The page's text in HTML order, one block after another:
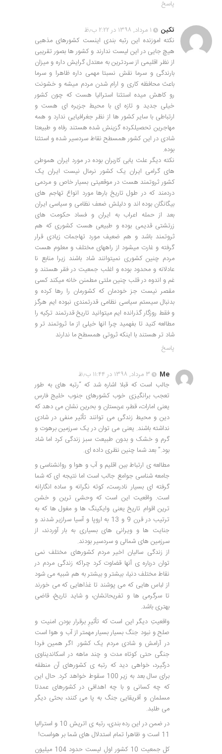
پاسخ
تکین
۱ مرداد, ۱۳۹۸ در ۲:۲۲ ب٫ظ
نکته اموزنده این رتبه بندی اینست کشورهای مذهبی
هیچ جایی در این لیست ندارند و کشور ها بصور تقریبی
از نظر اقلیمی از سردترین به معتدل گرایش داره و میزان
بارندگی و سرما نقش نسبتا مهمی داره ظاهرا و سرما
باعث محافظه کاری و ارام شدن مردم میشه و خشونت
رو کاهش میده استثنا استرالیا هست که چون کشور
خیلی جدید و تازه ای با محیط جزیره ای هست و
ارتباطی با سایر کشور ها از نظر جغرافیایی ندارد و همه
مهاجرین تحصیلکرده گزینش شده هستند رفاه و طبیعتا
شادی در این کشور همسطح نقاط سردسیر شده و استثنا
بوده.
نکته دیگر علت یابی کاربران بوده در مورد ایران هموطن
های گرامی ایران یک کشور نرمال نیست ایران یک
کشور ثروتمند هست در موقعیتی بسیار خاص و مردمی
دردمند که در طول تاریخ بارها مورد انواع تهاجم های
بیگانگان بوده اند و دلیلش ضعف نظامی و سیاسی ایران
بعد از حمله اعراب به ایران و فساد حکومت های
زرتشتی قدیمی بوده و طبیعی هست کشوری که هم
ثروتمند باشد و هم ضعیف مورد تهاجمات زیادی قرار
گرفته و غارت میشود از راههای مختلف و معلوم هست
مردم چنین کشوری نمیتوانند شاد باشند زیرا منابع نا
عادلانه و محدود بوده و اغلب جمعیت در فقر هستند و
غم و اندوه در قلب چنین ملتی مطمنن خانه میکند کسی
مقصر نیست جز خودمان که کشورمان را رها کرده و
بدنبال سیستم سیاسی نظامی قدرتمندی نبوده ایم هرگز
و فقط روزگار گذرانده ایم میتوانید تاریخ قدرتمند ترکیه را
مطالعه کنید تا بفهمید چرا انها خیلی از ما ثروتمند تر و
شاد تر هستند با اینکه ثروتی همسطح ما ندارند
پاسخ
Me
۳ مرداد, ۱۳۹۸ در ۱۱:۴۴ ب٫ظ
جالب است که قبلا اشاره شد که “رتبه های به طور
تعجب برانگیزی خوب کشورهای جنوب خلیج فارس
یعنی امارات، قطر، عربستان و بحرین نشان می دهد که
دین و محیط زندگی می توانند تأثیر منفی در شادی
نداشته باشند. یعنی می توان در یک سرزمین برهوت و
گرم و خشک و بدون طبیعت سبز زندگی کرد اما شاد
بود.” بعد شما چنین نظری داده ای.
مطالعه ی ارتباط بین اقلیم و آب و هوا و روانشناسی و
جامعه شناسی جوامع جالب است اما نتیجه ای که شما
گرفته ای بسیار نادرست، کوته نگرانه و ساده انگارانه
است. واقعیت این است که وحشی ترین و خشن
ترین اقوام تاریخ یعنی وایکینگ ها و مغول ها که به
ترتیب در قرن 9 و 13 به اروپا و آسیا سرازیر شدند و
جنایت ها و ویرانی های بسیاری به بار آوردند، از
سرزمین های شمالی و سردسیر بودند.
از زندگی سالیان اخیر مردم کشورهای مختلف نمی
توان درباره ی آنها قضاوت کرد چراکه زندگی مردم در
نقاط مختلف دنیا، بیشتر و بیشتر به هم شبیه می شود
از لباس هایی که می پوشند تا غذاهایی که می خورند
تا سرگرمی ها و تفریحاتشان، و شاید تاریخ، قاضی
بهتری باشد.
واقعیتِ دیگر این است که تأثیرِ برقرار بودن امنیت و
صلح و نبود جنگ بسیار بسیار مهمتر از آب و هوا است
در آرامش و شادی مردم یک کشور. اگر همین فردا
جنگی حتی کوتاه مدت و چند ماهه در اسکاندیناوی
درگیرد، خواهی دید که رتبه ی کشورهای آن منطقه
برای سال بعد به زیر 100 سقوط خواهد کرد. حال این
که چه کسانی و با چه اهدافی در کشورهای عمدتا
مسلمان و آفریقایی جنگ به پا می کنند، بحثی دیگر
می طلبد.
در ضمن در این رده بندی، رتبه ی اتریش 10 و استرالیا
11 است و ظاهرا تمام استدلال های شما بر هواست!
کل جمعیت 10 کشور اولِ لیست حدود 104 میلیون